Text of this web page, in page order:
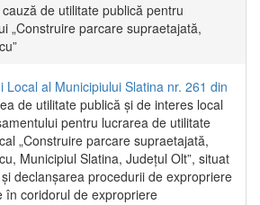
de utilitate publică pentru
„Construire parcare supraetajată,
Local al Municipiului Slatina nr. 261 din
de utilitate publică și de interes local
pentru lucrarea de utilitate
„Construire parcare supraetajată,
Municipiul Slatina, Județul Olt”, situat
declanșarea procedurii de expropriere
în coridorul de expropriere